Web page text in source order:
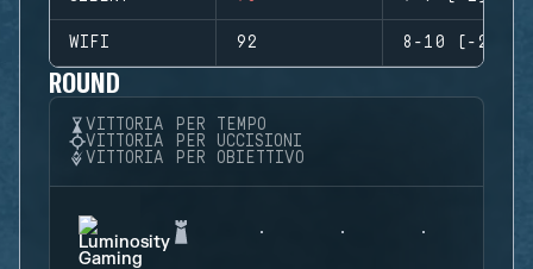
WIFI 92 8-10 (-2)
ROUND
VITTORIA PER TEMPO
VITTORIA PER UCCISIONI
VITTORIA PER OBIETTIVO